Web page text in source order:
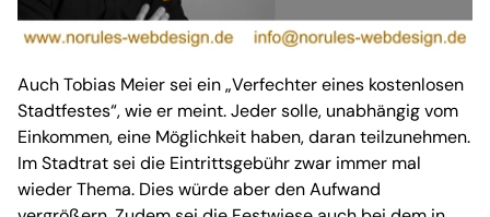
Auch Tobias Meier sei ein „Verfechter eines kostenlosen
Stadtfestes“, wie er meint. Jeder solle, unabhängig vom
Einkommen, eine Möglichkeit haben, daran teilzunehmen.
Im Stadtrat sei die Eintrittsgebühr zwar immer mal
wieder Thema. Dies würde aber den Aufwand